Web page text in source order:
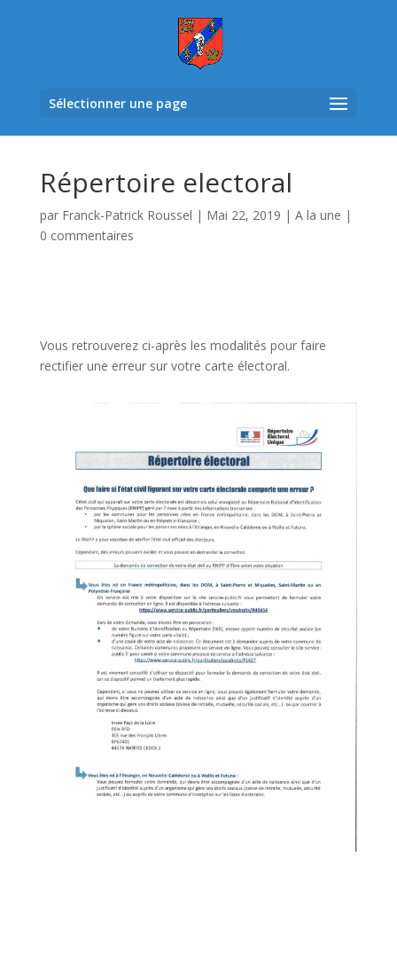
Sélectionner une page
Répertoire electoral
par Franck-Patrick Roussel | Mai 22, 2019 | A la une |
0 commentaires
Vous retrouverez ci-après les modalités pour faire
rectifier une erreur sur votre carte électoral.